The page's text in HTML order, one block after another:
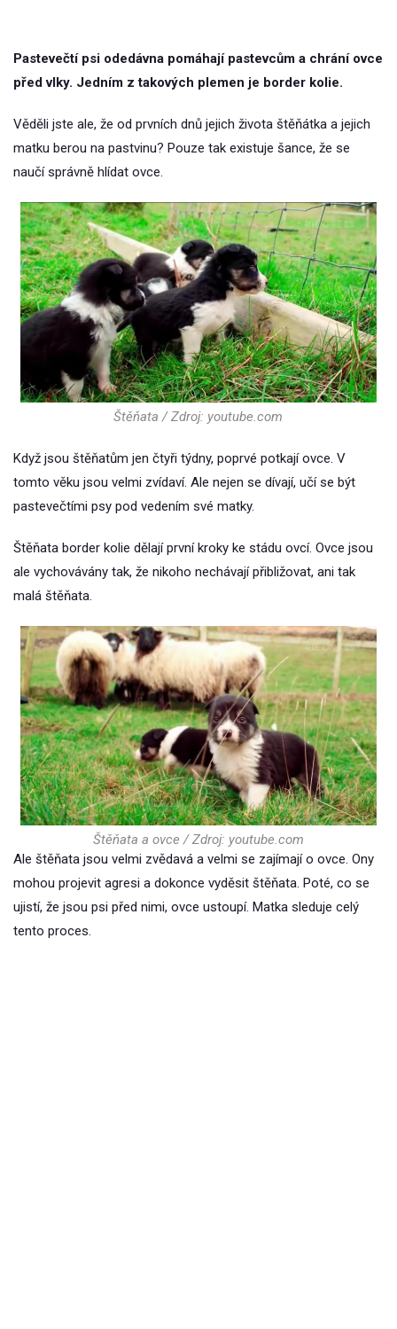
Pastevečtí psi odedávna pomáhají pastevcům a chrání ovce
před vlky. Jedním z takových plemen je border kolie.
Věděli jste ale, že od prvních dnů jejich života štěňátka a jejich
matku berou na pastvinu? Pouze tak existuje šance, že se
naučí správně hlídat ovce.
Štěňata / Zdroj: youtube.com
Když jsou štěňatům jen čtyři týdny, poprvé potkají ovce. V
tomto věku jsou velmi zvídaví. Ale nejen se dívají, učí se být
pastevečtími psy pod vedením své matky.
Štěňata border kolie dělají první kroky ke stádu ovcí. Ovce jsou
ale vychovávány tak, že nikoho nechávají přibližovat, ani tak
malá štěňata.
Štěňata a ovce / Zdroj: youtube.com
Ale štěňata jsou velmi zvědavá a velmi se zajímají o ovce. Ony
mohou projevit agresi a dokonce vyděsit štěňata. Poté, co se
ujistí, že jsou psi před nimi, ovce ustoupí. Matka sleduje celý
tento proces.